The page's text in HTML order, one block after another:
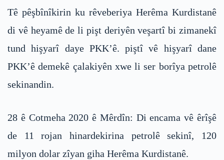
Tê pêşbînîkirin ku rêveberiya Herêma Kurdistanê
di vê heyamê de li pişt deriyên veşartî bi zimanekî
tund hişyarî daye PKK’ê. piştî vê hişyarî dane
PKK’ê demekê çalakiyên xwe li ser borîya petrolê
sekinandin.
28 ê Cotmeha 2020 ê Mêrdîn: Di encama vê êrîşê
de 11 rojan hinardekirina petrolê sekinî, 120
milyon dolar zîyan giha Herêma Kurdistanê.